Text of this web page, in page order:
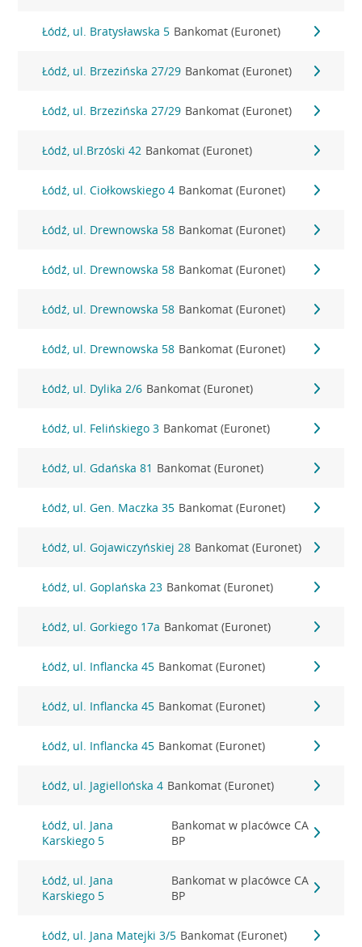
Łódź, ul. Bratysławska 5 Bankomat (Euronet)
Łódź, ul. Brzezińska 27/29 Bankomat (Euronet)
Łódź, ul. Brzezińska 27/29 Bankomat (Euronet)
Łódź, ul.Brzóski 42 Bankomat (Euronet)
Łódź, ul. Ciołkowskiego 4 Bankomat (Euronet)
Łódź, ul. Drewnowska 58 Bankomat (Euronet)
Łódź, ul. Drewnowska 58 Bankomat (Euronet)
Łódź, ul. Drewnowska 58 Bankomat (Euronet)
Łódź, ul. Drewnowska 58 Bankomat (Euronet)
Łódź, ul. Dylika 2/6 Bankomat (Euronet)
Łódź, ul. Felińskiego 3 Bankomat (Euronet)
Łódź, ul. Gdańska 81 Bankomat (Euronet)
Łódź, ul. Gen. Maczka 35 Bankomat (Euronet)
Łódź, ul. Gojawiczyńskiej 28 Bankomat (Euronet)
Łódź, ul. Goplańska 23 Bankomat (Euronet)
Łódź, ul. Gorkiego 17a Bankomat (Euronet)
Łódź, ul. Inflancka 45 Bankomat (Euronet)
Łódź, ul. Inflancka 45 Bankomat (Euronet)
Łódź, ul. Inflancka 45 Bankomat (Euronet)
Łódź, ul. Jagiellońska 4 Bankomat (Euronet)
Łódź, ul. Jana
Karskiego 5
Bankomat w placówce CA
BP
Łódź, ul. Jana
Karskiego 5
Bankomat w placówce CA
BP
Łódź, ul. Jana Matejki 3/5 Bankomat (Euronet)